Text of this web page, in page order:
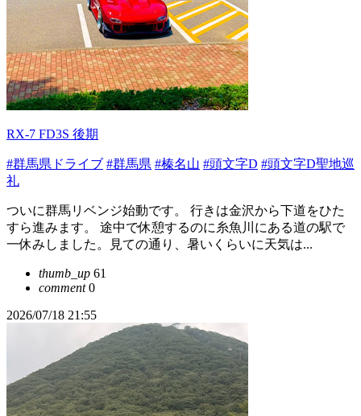
RX-7 FD3S 後期
#群馬県ドライブ #群馬県 #榛名山 #頭文字D #頭文字D聖地巡
礼
ついに群馬リベンジ始動です。 行きは金沢から下道をひた
すら進みます。 途中で休憩するのに糸魚川にある道の駅で
一休みしました。見ての通り、暑いくらいに天気は...
thumb_up 61
comment0
2026/07/18 21:55